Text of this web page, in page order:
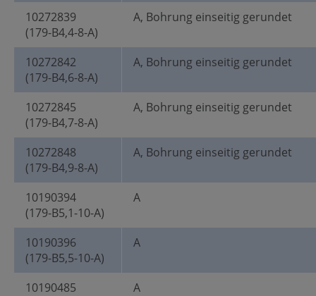
10272839
(179-B4,4-8-A)
A, Bohrung einseitig gerundet
10272842
(179-B4,6-8-A)
A, Bohrung einseitig gerundet
10272845
(179-B4,7-8-A)
A, Bohrung einseitig gerundet
10272848
(179-B4,9-8-A)
A, Bohrung einseitig gerundet
10190394
(179-B5,1-10-A)
A
10190396
(179-B5,5-10-A)
A
10190485
A